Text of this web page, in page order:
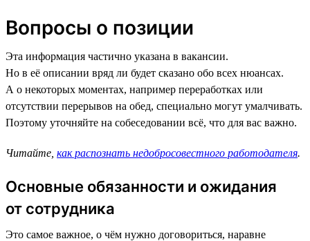
Вопросы о позиции
Эта информация частично указана в вакансии.
Но в её описании вряд ли будет сказано обо всех нюансах.
А о некоторых моментах, например переработках или
отсутствии перерывов на обед, специально могут умалчивать.
Поэтому уточняйте на собеседовании всё, что для вас важно.
Читайте, как распознать недобросовестного работодателя.
Основные обязанности и ожидания
от сотрудника
Это самое важное, о чём нужно договориться, наравне